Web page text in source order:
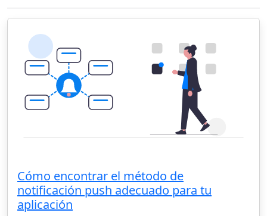
Cómo encontrar el método de
notificación push adecuado para tu
aplicación